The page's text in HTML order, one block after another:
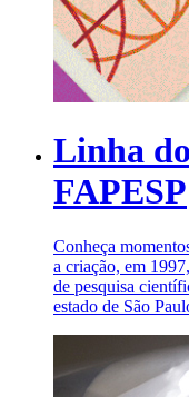
Linha
FAPESP
Conheça
a criação, em
de pesquisa
estado de São